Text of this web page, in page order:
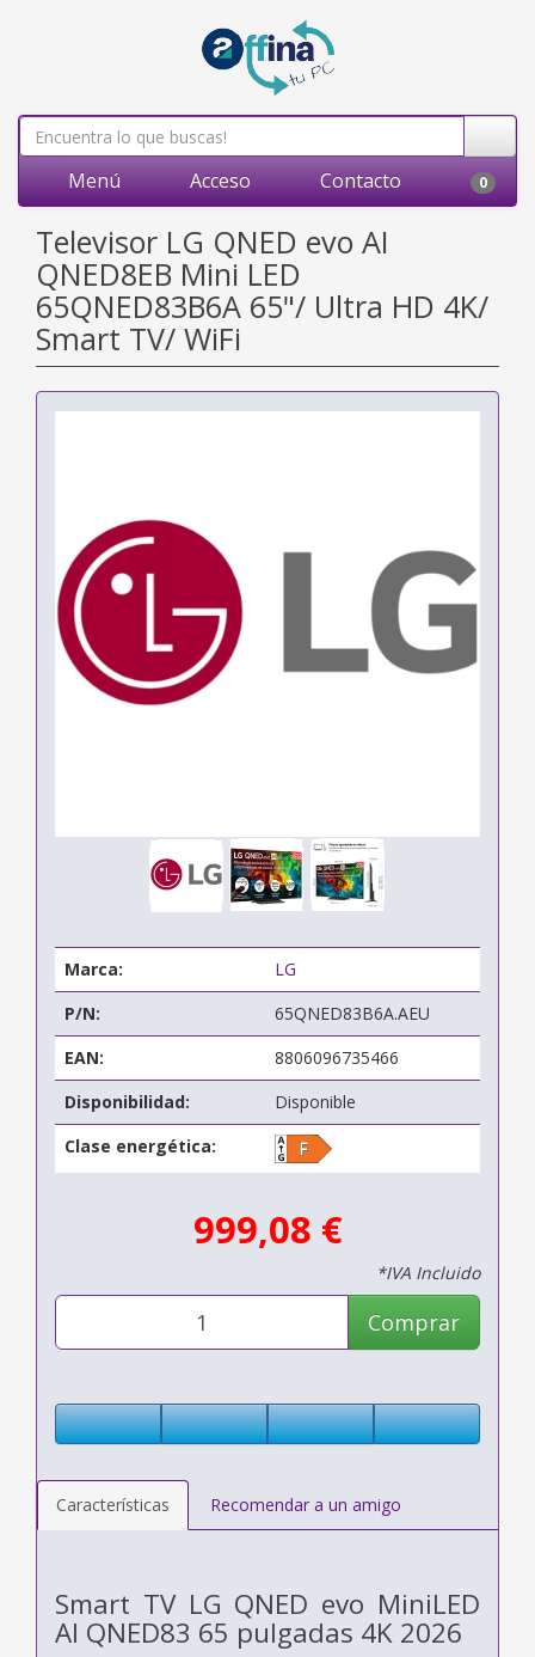
Menú Acceso Contacto 0
Televisor LG QNED evo AI
QNED8EB Mini LED
65QNED83B6A 65"/ Ultra HD 4K/
Smart TV/ WiFi
Marca:
LG
P/N:
65QNED83B6A.AEU
EAN:
8806096735466
Disponibilidad:
Disponible
Clase energética:
999,08 €
*IVA Incluido
Comprar
Características Recomendar a un amigo
Smart TV LG QNED evo MiniLED
AI QNED83 65 pulgadas 4K 2026